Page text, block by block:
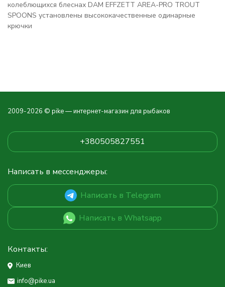
колеблющихся блеснах DAM EFFZETT AREA-PRO TROUT
SPOONS установлены высококачественные одинарные
крючки
2009-2026 © pike — интернет-магазин для рыбаков
+380505827551
Написать в мессенджеры:
Написать в Telegram
Написать в Whatsapp
Контакты:
Киев
info@pike.ua